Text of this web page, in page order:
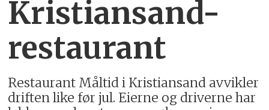
Kristiansand-
restaurant
Restaurant Måltid i Kristiansand avvikler
driften like før jul. Eierne og driverne har